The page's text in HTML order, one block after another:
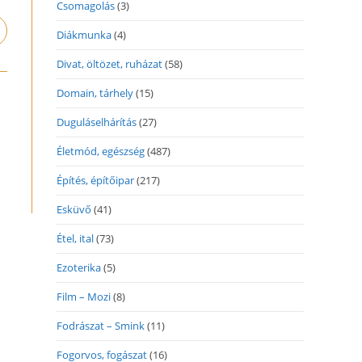
Csomagolás(3)
Diákmunka(4)
Divat, öltözet, ruházat(58)
Domain, tárhely(15)
Duguláselhárítás(27)
Életmód, egészség(487)
Építés, építőipar(217)
Esküvő (41)
Étel, ital(73)
Ezoterika(5)
Film – Mozi(8)
Fodrászat – Smink(11)
Fogorvos, fogászat(16)